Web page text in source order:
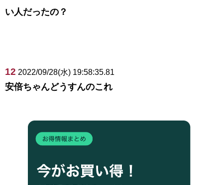
い人だったの？
12 2022/09/28(水) 19:58:35.81
安倍ちゃんどうすんのこれ